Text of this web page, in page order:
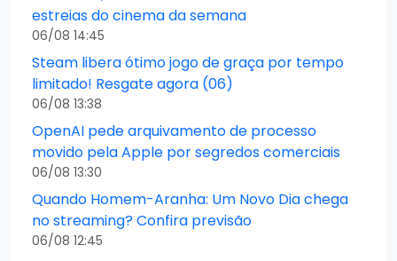
estreias do cinema da semana
06/08 14:45
Steam libera ótimo jogo de graça por tempo
limitado! Resgate agora (06)
06/08 13:38
OpenAI pede arquivamento de processo
movido pela Apple por segredos comerciais
06/08 13:30
Quando Homem-Aranha: Um Novo Dia chega
no streaming? Confira previsão
06/08 12:45